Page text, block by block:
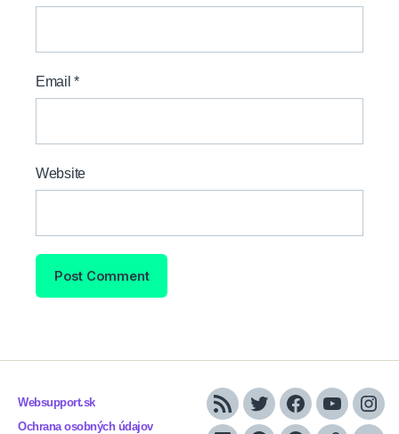
Email*
Website
Websupport.sk
Ochrana osobných údajov
RSS TwitterFacebook
YouTube